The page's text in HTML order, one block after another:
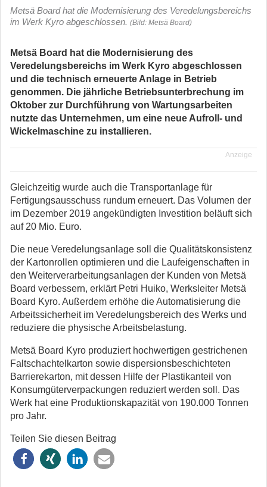
Metsä Board hat die Modernisierung des Veredelungsbereichs
im Werk Kyro abgeschlossen. (Bild: Metsä Board)
Metsä Board hat die Modernisierung des
Veredelungsbereichs im Werk Kyro abgeschlossen
und die technisch erneuerte Anlage in Betrieb
genommen. Die jährliche Betriebsunterbrechung im
Oktober zur Durchführung von Wartungsarbeiten
nutzte das Unternehmen, um eine neue Aufroll- und
Wickelmaschine zu installieren.
Anzeige
Gleichzeitig wurde auch die Transportanlage für
Fertigungsausschuss rundum erneuert. Das Volumen der
im Dezember 2019 angekündigten Investition beläuft sich
auf 20 Mio. Euro.
Die neue Veredelungsanlage soll die Qualitätskonsistenz
der Kartonrollen optimieren und die Laufeigenschaften in
den Weiterverarbeitungsanlagen der Kunden von Metsä
Board verbessern, erklärt Petri Huiko, Werksleiter Metsä
Board Kyro. Außerdem erhöhe die Automatisierung die
Arbeitssicherheit im Veredelungsbereich des Werks und
reduziere die physische Arbeitsbelastung.
Metsä Board Kyro produziert hochwertigen gestrichenen
Faltschachtelkarton sowie dispersionsbeschichteten
Barrierekarton, mit dessen Hilfe der Plastikanteil von
Konsumgüterverpackungen reduziert werden soll. Das
Werk hat eine Produktionskapazität von 190.000 Tonnen
pro Jahr.
Teilen Sie diesen Beitrag